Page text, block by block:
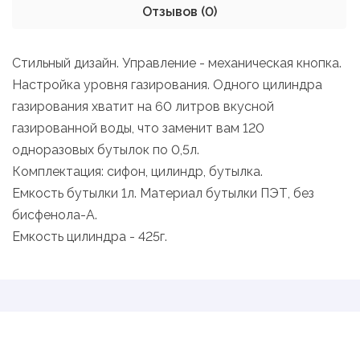
Отзывов (0)
Стильный дизайн. Управление - механическая кнопка.
Настройка уровня газирования. Одного цилиндра
газирования хватит на 60 литров вкусной
газированной воды, что заменит вам 120
одноразовых бутылок по 0,5л.
Комплектация: сифон, цилиндр, бутылка.
Емкость бутылки 1л. Материал бутылки ПЭТ, без
бисфенола-А.
Емкость цилиндра - 425г.